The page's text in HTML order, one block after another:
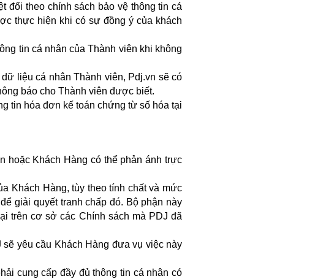
đối theo chính sách bảo vệ thông tin cá
thực hiện khi có sự đồng ý của khách
tin cá nhân của Thành viên khi không
liệu cá nhân Thành viên, Pdj.vn sẽ có
báo cho Thành viên được biết.
tin hóa đơn kế toán chứng từ số hóa tại
hoặc Khách Hàng có thể phản ánh trực
Khách Hàng, tùy theo tính chất và mức
giải quyết tranh chấp đó. Bộ phận này
trên cơ sở các Chính sách mà PDJ đã
yêu cầu Khách Hàng đưa vụ việc này
cung cấp đầy đủ thông tin cá nhân có